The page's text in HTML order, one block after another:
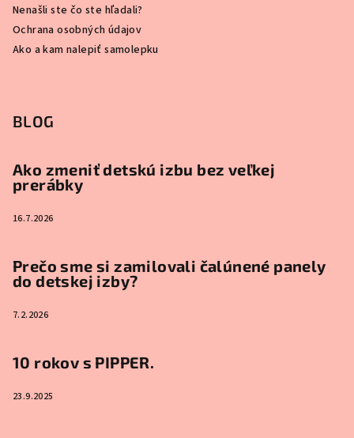
Nenašli ste čo ste hľadali?
Ochrana osobných údajov
Ako a kam nalepiť samolepku
BLOG
Ako zmeniť detskú izbu bez veľkej
prerábky
16.7.2026
Prečo sme si zamilovali čalúnené panely
do detskej izby?
7.2.2026
10 rokov s PIPPER.
23.9.2025